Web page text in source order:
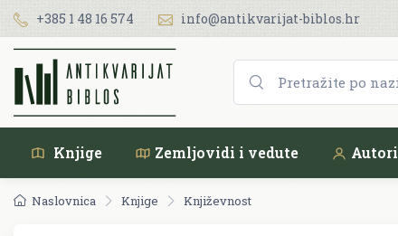
+385 1 48 16 574 info@antikvarijat-biblos.hr
Knjige Zemljovidi i vedute Autori
Naslovnica Knjige Književnost